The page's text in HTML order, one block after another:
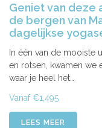
Geniet van deze
de bergen van
dagelijkse
In één van de mooiste
en rotsen, kwamen we
waar je heel het…
Vanaf €1,495
LEES MEER